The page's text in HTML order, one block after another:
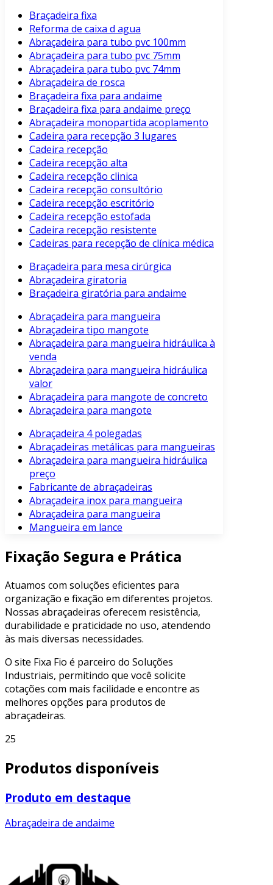
Braçadeira fixa
Reforma de caixa d agua
Abraçadeira para tubo pvc 100mm
Abraçadeira para tubo pvc 75mm
Abraçadeira para tubo pvc 74mm
Abraçadeira de rosca
Braçadeira fixa para andaime
Braçadeira fixa para andaime preço
Abraçadeira monopartida acoplamento
Cadeira para recepção 3 lugares
Cadeira recepção
Cadeira recepção alta
Cadeira recepção clinica
Cadeira recepção consultório
Cadeira recepção escritório
Cadeira recepção estofada
Cadeira recepção resistente
Cadeiras para recepção de clínica médica
Braçadeira para mesa cirúrgica
Abraçadeira giratoria
Braçadeira giratória para andaime
Abraçadeira para mangueira
Abraçadeira tipo mangote
Abraçadeira para mangueira hidráulica à
venda
Abraçadeira para mangueira hidráulica
valor
Abraçadeira para mangote de concreto
Abraçadeira para mangote
Abraçadeira 4 polegadas
Abraçadeiras metálicas para mangueiras
Abraçadeira para mangueira hidráulica
preço
Fabricante de abraçadeiras
Abraçadeira inox para mangueira
Abraçadeira para mangueira
Mangueira em lance
Fixação Segura e Prática
Atuamos com soluções eficientes para
organização e fixação em diferentes projetos.
Nossas abraçadeiras oferecem resistência,
durabilidade e praticidade no uso, atendendo
às mais diversas necessidades.
O site Fixa Fio é parceiro do Soluções
Industriais, permitindo que você solicite
cotações com mais facilidade e encontre as
melhores opções para produtos de
abraçadeiras.
25
Produtos disponíveis
Produto em destaque
Abraçadeira de andaime